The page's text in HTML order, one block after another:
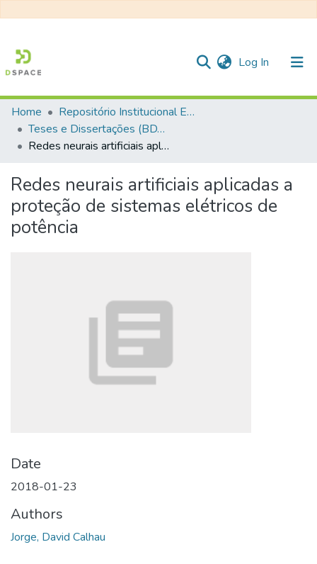
Log In (current)
Communities & Collections
All of DSpace
Statistics
Home
Repositório Institucional EESC
Teses e Dissertações (BDTD USP)
Redes neurais artificiais aplicadas a proteção de sistemas elétricos de potência
Redes neurais artificiais aplicadas a
proteção de sistemas elétricos de
potência
Date
2018-01-23
Authors
Jorge, David Calhau